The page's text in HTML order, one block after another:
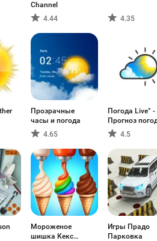
Channel
4.44
4.35
Прозрачные
часы и погода
4.65
Погода Live° -
Прогноз
4.5
Мороженое
шишка Кекс
Игры Прадо
Парковка